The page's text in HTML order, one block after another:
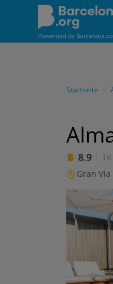
Powerded by
Startseite »
8.9
Gran